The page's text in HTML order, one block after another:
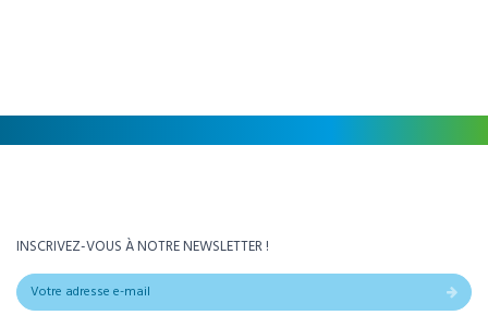
INSCRIVEZ-VOUS À NOTRE NEWSLETTER !